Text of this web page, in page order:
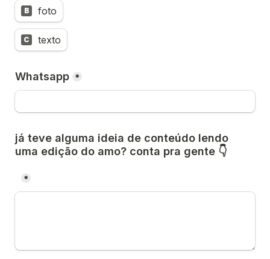
B foto
C texto
Whatsapp *
já teve alguma ideia de conteúdo lendo
uma edição do amo? conta pra gente 👇
*